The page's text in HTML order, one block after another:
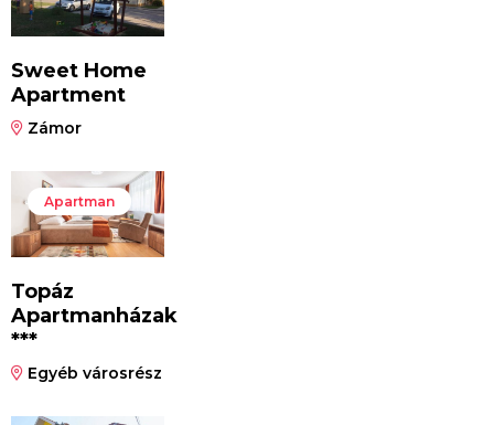
Sweet Home
Apartment
Zámor
Apartman
Topáz
Apartmanházak
***
Egyéb városrész